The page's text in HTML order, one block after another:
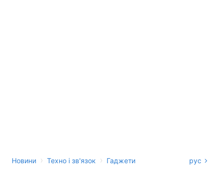
Новини › Техно і зв'язок › Гаджети рус